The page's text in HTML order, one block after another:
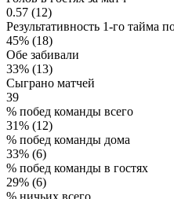
0.57 (12)
Результативность 1-го тайма
45% (18)
Обе забивали
33% (13)
Сыграно матчей
39
% побед команды всего
31% (12)
% побед команды дома
33% (6)
% побед команды в гостях
29% (6)
% ничьих всего